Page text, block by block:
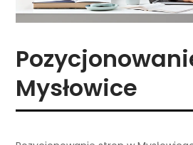
Mysłowice